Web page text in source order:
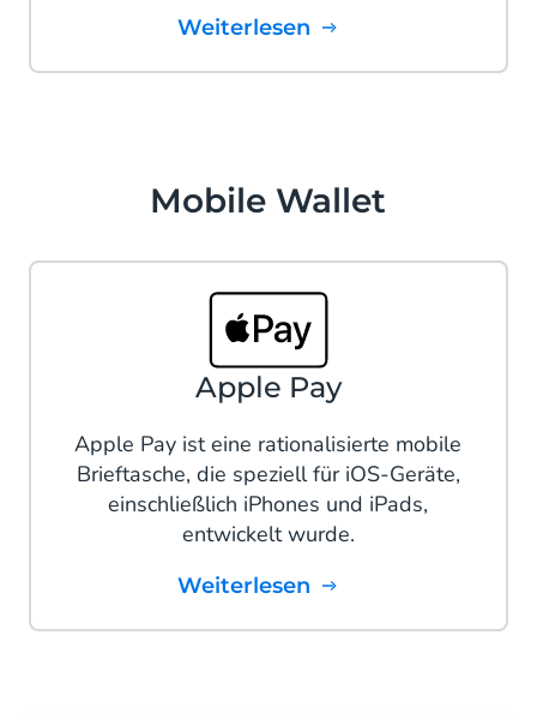
Weiterlesen
Mobile Wallet
Apple Pay
Apple Pay ist eine rationalisierte mobile
Brieftasche, die speziell für iOS-Geräte,
einschließlich iPhones und iPads,
entwickelt wurde.
Weiterlesen